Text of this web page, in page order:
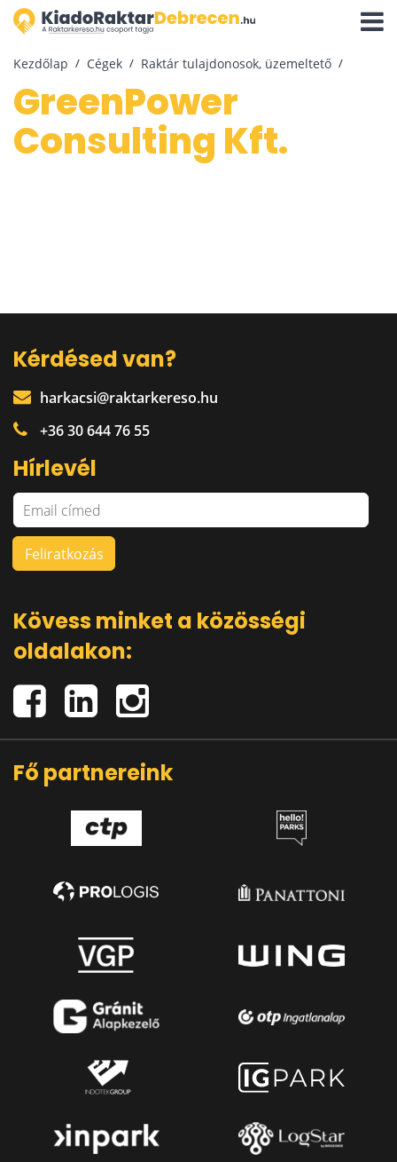
Kezdőlap Cégek Raktár tulajdonosok, üzemeltető
GreenPower
Consulting Kft.
Kérdésed van?
harkacsi@raktarkereso.hu
+36 30 644 76 55
Hírlevél
Kövess minket a közösségi
oldalakon:
Fő partnereink